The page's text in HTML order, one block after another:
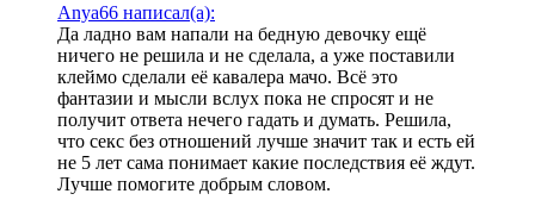
Anya66 написал(а):
Да ладно вам напали на бедную девочку ещё
ничего не решила и не сделала, а уже поставили
клеймо сделали её кавалера мачо. Всё это
фантазии и мысли вслух пока не спросят и не
получит ответа нечего гадать и думать. Решила,
что секс без отношений лучше значит так и есть ей
не 5 лет сама понимает какие последствия её ждут.
Лучше помогите добрым словом.